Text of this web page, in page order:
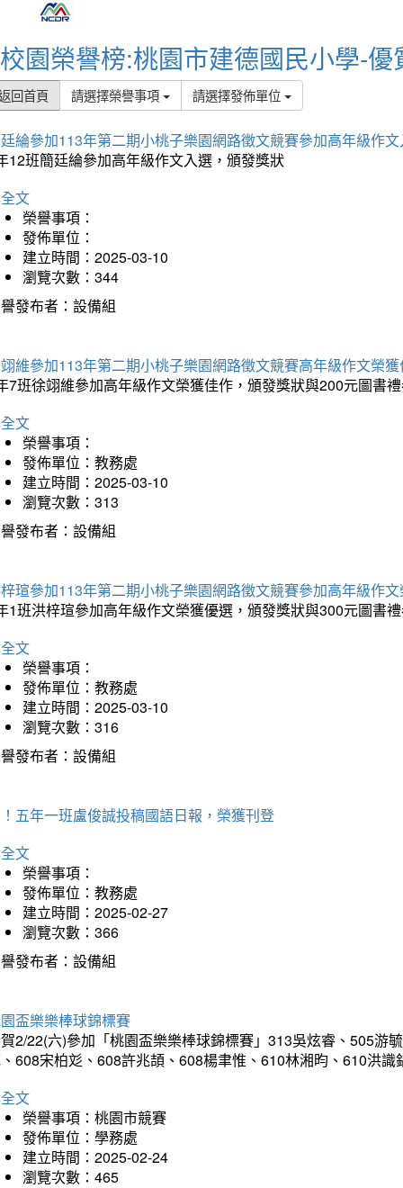
校園榮譽榜:桃園市建德國民小學-優
回首頁 請選擇榮譽事項 請選擇發佈單位
綸參加113年第二期小桃子樂園網路徵文競賽參加高年級作
12班簡廷綸參加高年級作文入選，頒發獎狀
文
榮譽事項：
發佈單位：
建立時間：2025-03-10
瀏覽次數：344
發布者：設備組
維參加113年第二期小桃子樂園網路徵文競賽高年級作文榮
7班徐翊維參加高年級作文榮獲佳作，頒發獎狀與200元圖書
文
榮譽事項：
發佈單位：教務處
建立時間：2025-03-10
瀏覽次數：313
發布者：設備組
瑄參加113年第二期小桃子樂園網路徵文競賽參加高年級作
1班洪梓瑄參加高年級作文榮獲優選，頒發獎狀與300元圖書
文
榮譽事項：
發佈單位：教務處
建立時間：2025-03-10
瀏覽次數：316
發布者：設備組
五年一班盧俊誠投稿國語日報，榮獲刊登
文
榮譽事項：
發佈單位：教務處
建立時間：2025-02-27
瀏覽次數：366
發布者：設備組
盃樂樂棒球錦標賽
2/22(六)參加「桃園盃樂樂棒球錦標賽」313吳炫睿、505游
608宋柏彣、608許兆頡、608楊聿惟、610林湘昀、610洪
文
榮譽事項：桃園市競賽
發佈單位：學務處
建立時間：2025-02-24
瀏覽次數：465